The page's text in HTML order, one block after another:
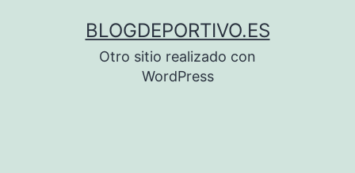
BLOGDEPORTIVO.ES
Otro sitio realizado con
WordPress